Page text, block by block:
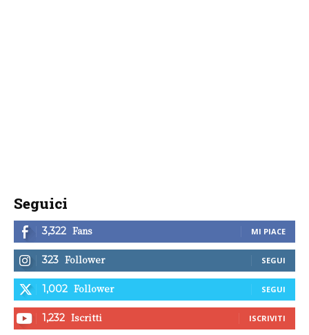
Seguici
3,322 Fans MI PIACE
323 Follower SEGUI
1,002 Follower SEGUI
1,232 Iscritti ISCRIVITI